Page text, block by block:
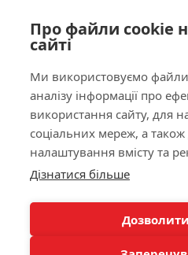
Про файли cookie
сайті
Ми використовуємо
аналізу інформації про
використання сайту, для
соціальних мереж, а
налаштування вмісту та
Дізнатися більше
Ліцензія МОЗ України №603260
Наша адреса
КНОПКА